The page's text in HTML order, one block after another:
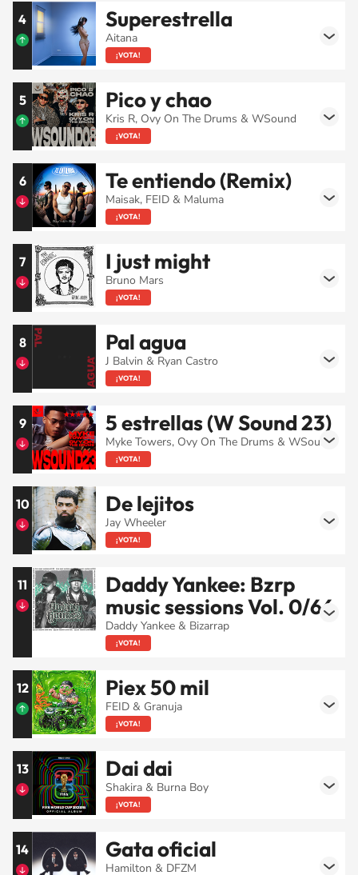
4 Superestrella
Aitana
¡VOTA!
5 Pico y chao
Kris R, Ovy On The Drums & WSound
¡VOTA!
6 Te entiendo (Remix)
Maisak, FEID & Maluma
¡VOTA!
7 I just might
Bruno Mars
¡VOTA!
8 Pal agua
J Balvin & Ryan Castro
¡VOTA!
9 5 estrellas (W Sound 23)
Myke Towers, Ovy On The Drums & WSound
¡VOTA!
10 De lejitos
Jay Wheeler
¡VOTA!
11
Daddy Yankee: Bzrp
music sessions Vol. 0/66
Daddy Yankee & Bizarrap
¡VOTA!
12 Piex 50 mil
FEID & Granuja
¡VOTA!
13 Dai dai
Shakira & Burna Boy
¡VOTA!
14 Gata oficial
Hamilton & DFZM